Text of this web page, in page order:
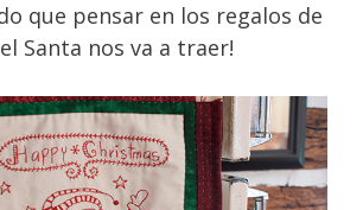
que pensar en los regalos de
Santa nos va a traer!